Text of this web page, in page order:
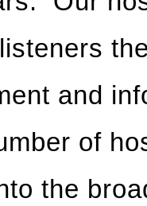
and
of
the